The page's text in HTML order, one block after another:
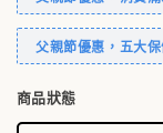
父親節優惠，五大
商品狀態